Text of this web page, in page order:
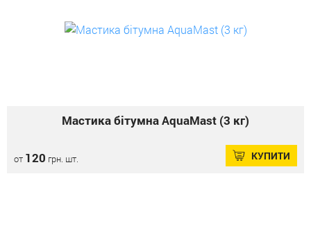
Мастика бітумна AquaMast (3 кг)
от 120 грн. шт. КУПИТИ